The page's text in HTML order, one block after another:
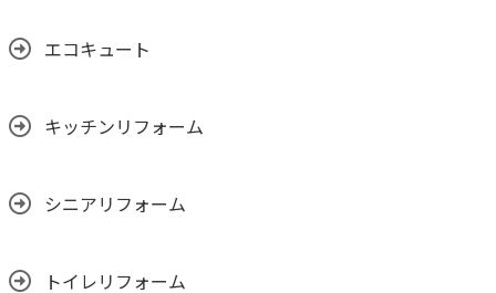
エコキュート
キッチンリフォーム
シニアリフォーム
トイレリフォーム